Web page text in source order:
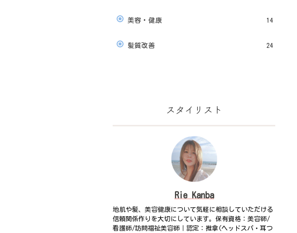
美容・健康 14
髪質改善 24
スタイリスト
Rie Kanba
地肌や髪、美容健康について気軽に相談していただける
信頼関係作りを大切にしています。保有資格：美容師/
看護師/訪問福祉美容師｜認定：推拿(ヘッドスパ・耳つ